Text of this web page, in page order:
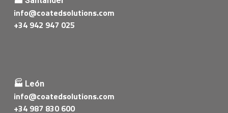
info@coatedsolutions.com
+34 942 947 025
🏭 León
info@coatedsolutions.com
+34 987 830 600